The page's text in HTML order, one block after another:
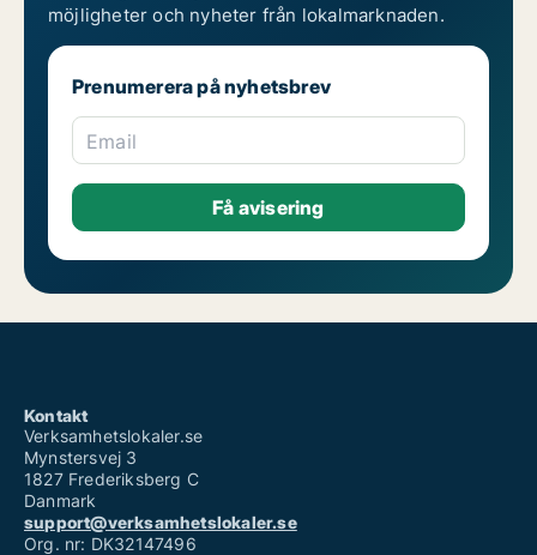
möjligheter och nyheter från lokalmarknaden.
Prenumerera på nyhetsbrev
Email
Kontakt
Verksamhetslokaler.se
Mynstersvej 3
1827 Frederiksberg C
Danmark
support@verksamhetslokaler.se
Org. nr: DK32147496